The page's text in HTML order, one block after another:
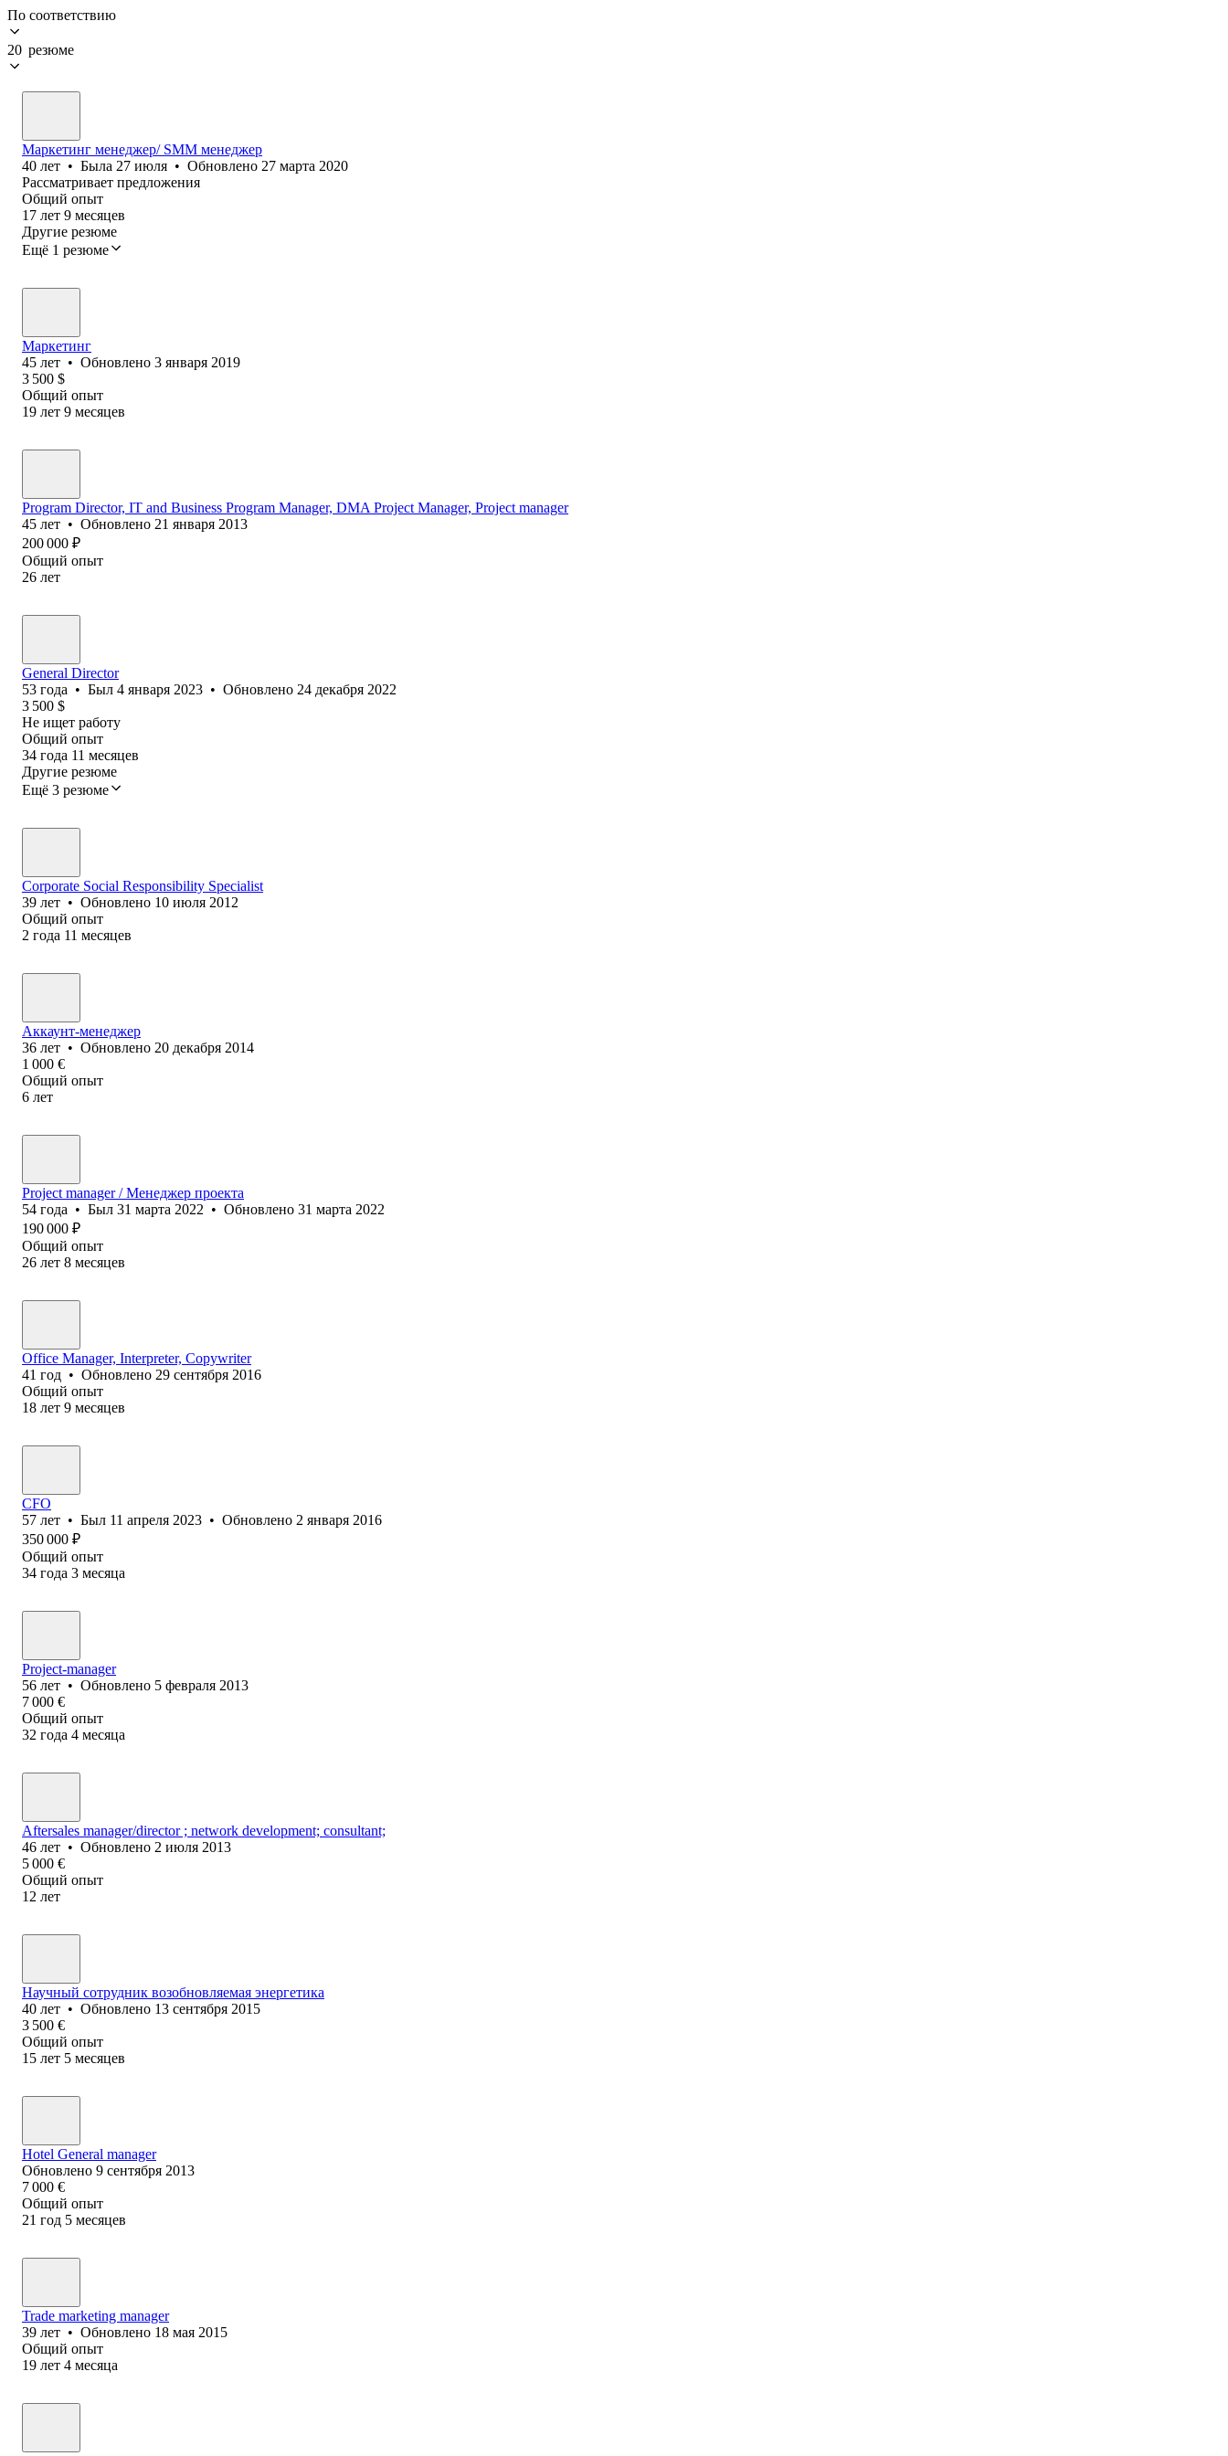
По соответствию
20 резюме
Маркетинг менеджер/ SMM менеджер
40 лет • Была 27 июля • Обновлено 27 марта 2020
Рассматривает предложения
Общий опыт
17 лет 9 месяцев
Другие резюме
Ещё 1 резюме
Маркетинг
45 лет • Обновлено 3 января 2019
3 500 $
Общий опыт
19 лет 9 месяцев
Program Director, IT and Business Program Manager, DMA Project Manager, Project manager
45 лет • Обновлено 21 января 2013
200 000 ₽
Общий опыт
26 лет
General Director
53 года • Был 4 января 2023 • Обновлено 24 декабря 2022
3 500 $
Не ищет работу
Общий опыт
34 года 11 месяцев
Другие резюме
Ещё 3 резюме
Corporate Social Responsibility Specialist
39 лет • Обновлено 10 июля 2012
Общий опыт
2 года 11 месяцев
Аккаунт-менеджер
36 лет • Обновлено 20 декабря 2014
1 000 €
Общий опыт
6 лет
Project manager / Менеджер проекта
54 года • Был 31 марта 2022 • Обновлено 31 марта 2022
190 000 ₽
Общий опыт
26 лет 8 месяцев
Office Manager, Interpreter, Copywriter
41 год • Обновлено 29 сентября 2016
Общий опыт
18 лет 9 месяцев
CFO
57 лет • Был 11 апреля 2023 • Обновлено 2 января 2016
350 000 ₽
Общий опыт
34 года 3 месяца
Project-manager
56 лет • Обновлено 5 февраля 2013
7 000 €
Общий опыт
32 года 4 месяца
Aftersales manager/director ; network development; consultant;
46 лет • Обновлено 2 июля 2013
5 000 €
Общий опыт
12 лет
Научный сотрудник возобновляемая энергетика
40 лет • Обновлено 13 сентября 2015
3 500 €
Общий опыт
15 лет 5 месяцев
Hotel General manager
Обновлено 9 сентября 2013
7 000 €
Общий опыт
21 год 5 месяцев
Trade marketing manager
39 лет • Обновлено 18 мая 2015
Общий опыт
19 лет 4 месяца